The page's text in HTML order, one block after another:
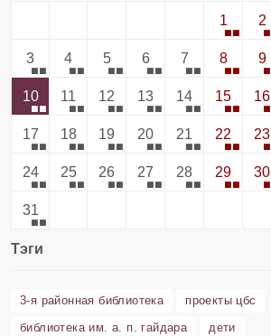
1 2
3 4 5 6 7 8 9
10 11 12 13 14 15 16
17 18 19 20 21 22 23
24 25 26 27 28 29 30
31
Тэги
3-я районная библиотека
проекты цбс
библиотека им. а. п. гайдара
дети